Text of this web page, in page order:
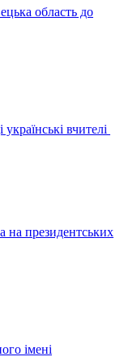
область до
вчителі
на президентських
імені